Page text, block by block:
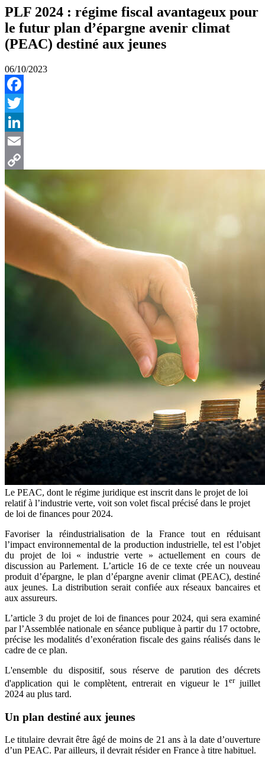
PLF 2024 : régime fiscal avantageux pour
le futur plan d’épargne avenir climat
(PEAC) destiné aux jeunes
06/10/2023
Facebook
Twitter
LinkedIn
Email
Link
Le PEAC, dont le régime juridique est inscrit dans le projet de loi
relatif à l’industrie verte, voit son volet fiscal précisé dans le projet
de loi de finances pour 2024.
Favoriser la réindustrialisation de la France tout en réduisant
l’impact environnemental de la production industrielle, tel est l’objet
du projet de loi « industrie verte » actuellement en cours de
discussion au Parlement. L’article 16 de ce texte crée un nouveau
produit d’épargne, le plan d’épargne avenir climat (PEAC), destiné
aux jeunes. La distribution serait confiée aux réseaux bancaires et
aux assureurs.
L’article 3 du projet de loi de finances pour 2024, qui sera examiné
par l’Assemblée nationale en séance publique à partir du 17 octobre,
précise les modalités d’exonération fiscale des gains réalisés dans le
cadre de ce plan.
L'ensemble du dispositif, sous réserve de parution des décrets
d'application qui le complètent, entrerait en vigueur le 1erjuillet
2024 au plus tard.
Un plan destiné aux jeunes
Le titulaire devrait être âgé de moins de 21 ans à la date d’ouverture
d’un PEAC. Par ailleurs, il devrait résider en France à titre habituel.